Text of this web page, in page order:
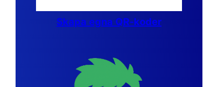
Skapa egna QR-koder